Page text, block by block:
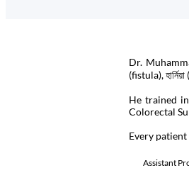
Dr.
(fistula),
He trained
Colorectal
Every
Assistant